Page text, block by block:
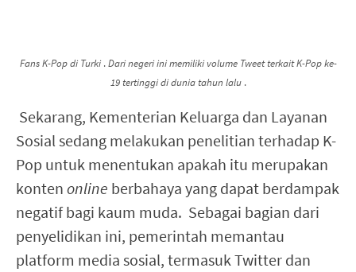
Fans K-Pop di Turki.Dari negeri ini memiliki volume Tweet terkait K-Pop ke-
19 tertinggi di dunia tahun lalu.
Sekarang, Kementerian Keluarga dan Layanan
Sosial sedang melakukan penelitian terhadap K-
Pop untuk menentukan apakah itu merupakan
konten online berbahaya yang dapat berdampak
negatif bagi kaum muda. Sebagai bagian dari
penyelidikan ini, pemerintah memantau
platform media sosial, termasuk Twitter dan